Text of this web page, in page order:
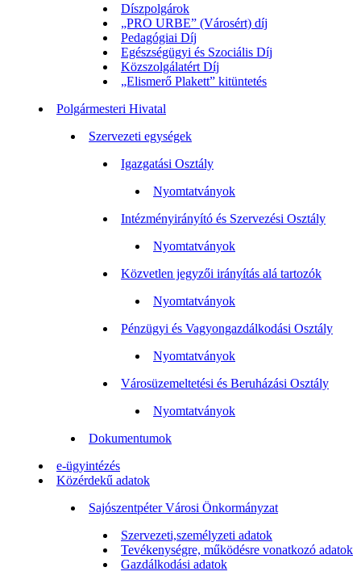
Díszpolgárok
„PRO URBE” (Városért) díj
Pedagógiai Díj
Egészségügyi és Szociális Díj
Közszolgálatért Díj
„Elismerő Plakett” kitüntetés
Polgármesteri Hivatal
Szervezeti egységek
Igazgatási Osztály
Nyomtatványok
Intézményirányító és Szervezési Osztály
Nyomtatványok
Közvetlen jegyzői irányítás alá tartozók
Nyomtatványok
Pénzügyi és Vagyongazdálkodási Osztály
Nyomtatványok
Városüzemeltetési és Beruházási Osztály
Nyomtatványok
Dokumentumok
e-ügyintézés
Közérdekű adatok
Sajószentpéter Városi Önkormányzat
Szervezeti,személyzeti adatok
Tevékenységre, működésre vonatkozó adatok
Gazdálkodási adatok